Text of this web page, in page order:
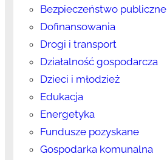
Bezpieczeństwo publiczne
Dofinansowania
Drogi i transport
Działalność gospodarcza
Dzieci i młodzież
Edukacja
Energetyka
Fundusze pozyskane
Gospodarka komunalna